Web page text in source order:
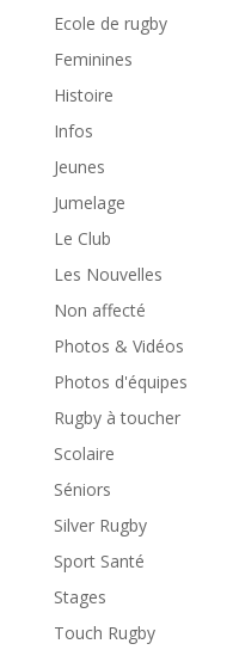
Ecole de rugby
Feminines
Histoire
Infos
Jeunes
Jumelage
Le Club
Les Nouvelles
Non affecté
Photos & Vidéos
Photos d'équipes
Rugby à toucher
Scolaire
Séniors
Silver Rugby
Sport Santé
Stages
Touch Rugby